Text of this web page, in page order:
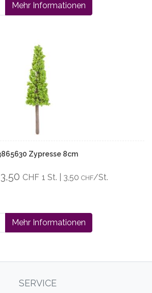
Mehr Informationen
Zypresse 8cm
3,50 CHF 1 St. | 3,50 CHF/St.
Mehr Informationen
SERVICE